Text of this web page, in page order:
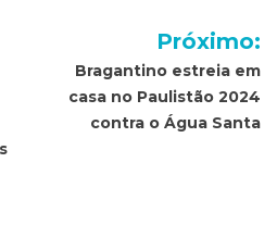
Próximo:
Bragantino estreia em
casa no Paulistão 2024
contra o Água Santa